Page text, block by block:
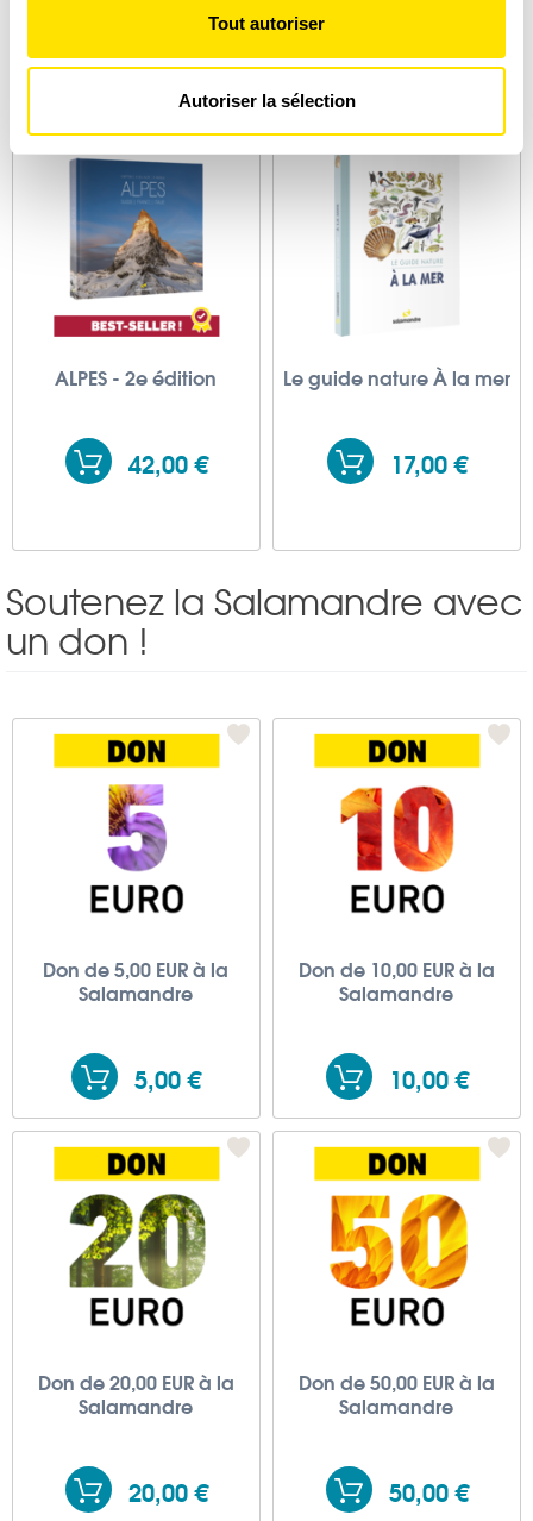
déclaration sur les cookies.
Les cookies nous permettent de personnaliser le contenu
partageons également des informations sur l'utilisation de
notre site avec nos partenaires de médias sociaux, de
publicité et d'analyse, qui peuvent combiner celles-ci
avec d'autres informations que vous leur avez fournies
ou qu'ils ont collectées lors de votre utilisation de leurs
services.
Tout autoriser
Autoriser la sélection
4,00 € 15,90 €
ALPES - 2e édition
42,00 €
Le guide nature À la mer
17,00 €
Soutenez la Salamandre avec
un don !
Don de 5,00 EUR à la
Salamandre
5,00 €
Don de 10,00 EUR à la
Salamandre
10,00 €
Don de 20,00 EUR à la
Salamandre
20,00 €
Don de 50,00 EUR à la
Salamandre
50,00 €